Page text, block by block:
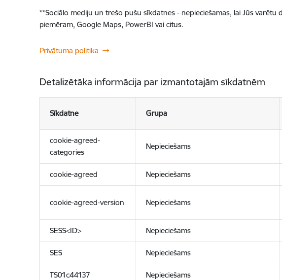
**Sociālo mediju un trešo pušu sīkdatnes - nepieciešamas, lai Jūs
piemēram, Google Maps, PowerBI vai citus.
Privātuma politika
Detalizētāka informācija par izmantotajām sīkdatnēm
Sīkdatne Grupa
cookie-agreed-
categories
Nepieciešams
cookie-agreed Nepieciešams
cookie-agreed-version Nepieciešams
SESS<ID> Nepieciešams
SES Nepieciešams
TS01c44137 Nepieciešams